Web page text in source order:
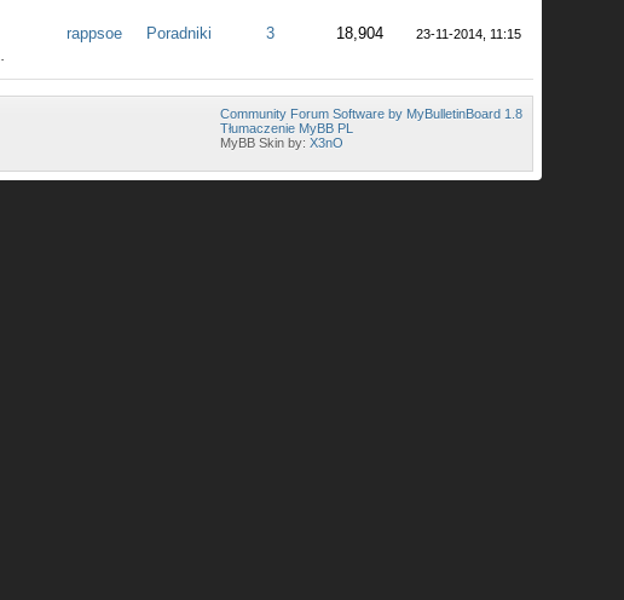
rappsoe Poradniki 3 18,904 23-11-2014, 11:15
Community Forum Software by MyBulletinBoard 1.8
Tłumaczenie MyBB PL
MyBB Skin by:X3nO